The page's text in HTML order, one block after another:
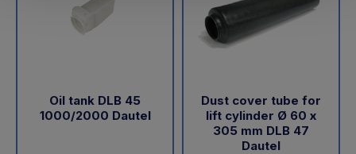
Oil tank DLB 45
1000/2000 Dautel
Dust cover tube for
lift cylinder Ø 60 x
305 mm DLB 47
Dautel